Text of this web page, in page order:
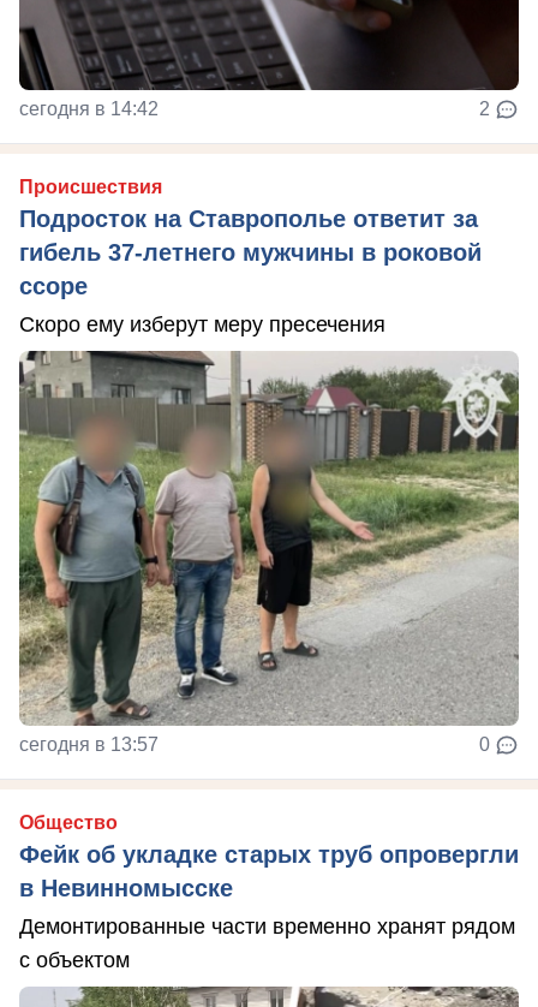
сегодня в 14:42 2
Происшествия
Подросток на Ставрополье ответит за
гибель 37-летнего мужчины в роковой
ссоре
Скоро ему изберут меру пресечения
сегодня в 13:57 0
Общество
Фейк об укладке старых труб опровергли
в Невинномысске
Демонтированные части временно хранят рядом
с объектом